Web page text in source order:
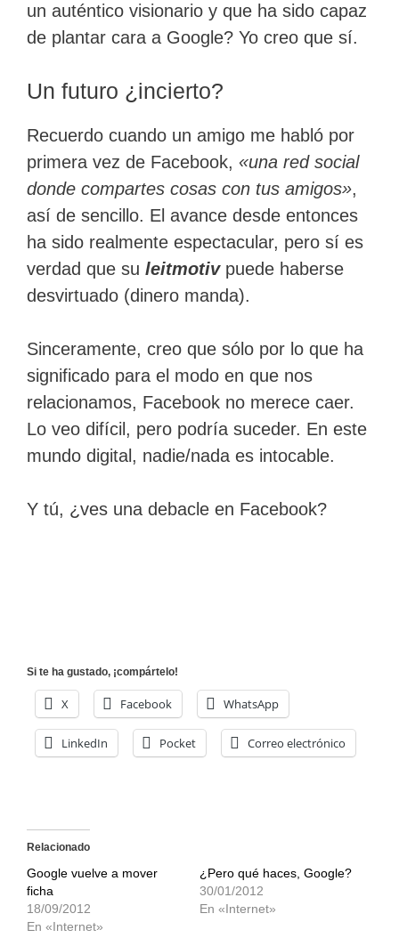
un auténtico visionario y que ha sido capaz
de plantar cara a Google? Yo creo que sí.
Un futuro ¿incierto?
Recuerdo cuando un amigo me habló por
primera vez de Facebook, «una red social
donde compartes cosas con tus amigos»,
así de sencillo. El avance desde entonces
ha sido realmente espectacular, pero sí es
verdad que su leitmotivpuede haberse
desvirtuado (dinero manda).
Sinceramente, creo que sólo por lo que ha
significado para el modo en que nos
relacionamos, Facebook no merece caer.
Lo veo difícil, pero podría suceder. En este
mundo digital, nadie/nada es intocable.
Y tú, ¿ves una debacle en Facebook?
Si te ha gustado, ¡compártelo!
X Facebook WhatsApp
LinkedIn Pocket Correo electrónico
Relacionado
Google vuelve a mover
ficha
18/09/2012
En «Internet»
¿Pero qué haces, Google?
30/01/2012
En «Internet»